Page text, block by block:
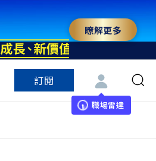
瞭解更多
訂閱
職場雷達
特色頻道